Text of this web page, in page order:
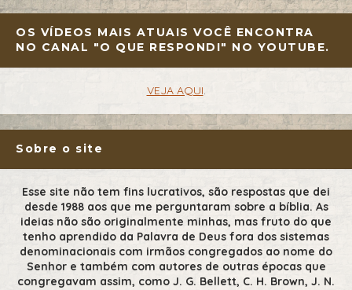
OS VÍDEOS MAIS ATUAIS VOCÊ ENCONTRA
NO CANAL "O QUE RESPONDI" NO YOUTUBE.
VEJA AQUI.
Sobre o site
Esse site não tem fins lucrativos, são respostas que dei
desde 1988 aos que me perguntaram sobre a bíblia. As
ideias não são originalmente minhas, mas fruto do que
tenho aprendido da Palavra de Deus fora dos sistemas
denominacionais com irmãos congregados ao nome do
Senhor e também com autores de outras épocas que
congregavam assim, como J. G. Bellett, C. H. Brown, J. N.